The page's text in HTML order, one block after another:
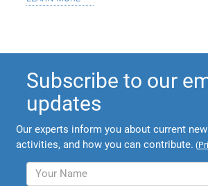
Subscribe to our
updates
Our experts inform you about current
activities, and how you can contribute. (